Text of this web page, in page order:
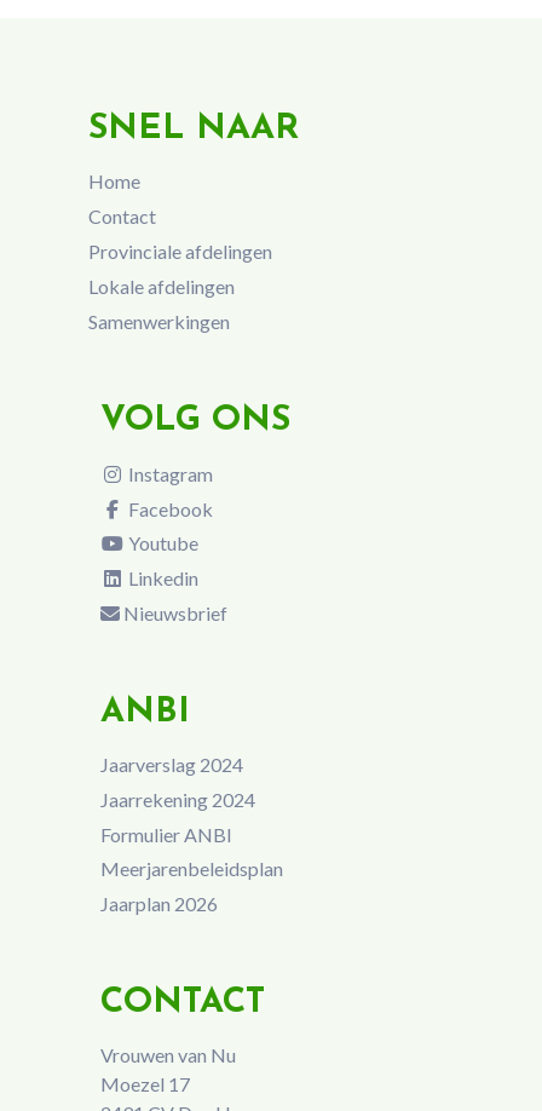
SNEL NAAR
Home
Contact
Provinciale afdelingen
Lokale afdelingen
Samenwerkingen
VOLG ONS
Instagram
Facebook
Youtube
Linkedin
Nieuwsbrief
ANBI
Jaarverslag 2024
Jaarrekening 2024
Formulier ANBI
Meerjarenbeleidsplan
Jaarplan 2026
CONTACT
Vrouwen van Nu
Moezel 17